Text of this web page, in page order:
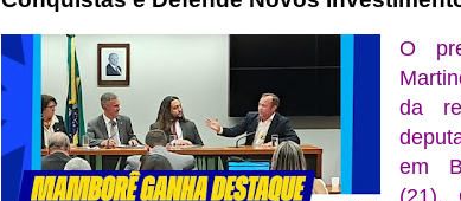
O
da
em
(21).